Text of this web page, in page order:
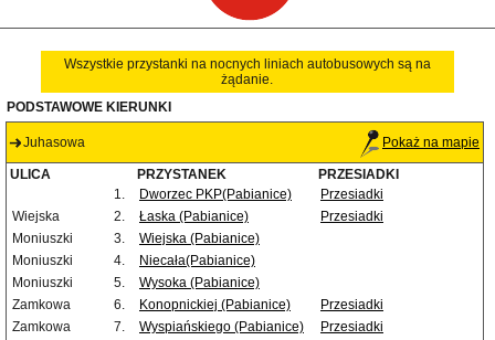
Wszystkie przystanki na nocnych liniach autobusowych są na
żądanie.
PODSTAWOWE KIERUNKI
Juhasowa Pokaż na mapie
ULICA PRZYSTANEK
PRZESIADKI
1.
Dworzec PKP(Pabianice)
Przesiadki
Wiejska
2. Łaska (Pabianice)
Przesiadki
Moniuszki
3.
Wiejska (Pabianice)
Moniuszki
4.
Niecała(Pabianice)
Moniuszki
5.
Wysoka (Pabianice)
Zamkowa
6. Konopnickiej (Pabianice)
Przesiadki
Zamkowa
7. Wyspiańskiego (Pabianice)
Przesiadki